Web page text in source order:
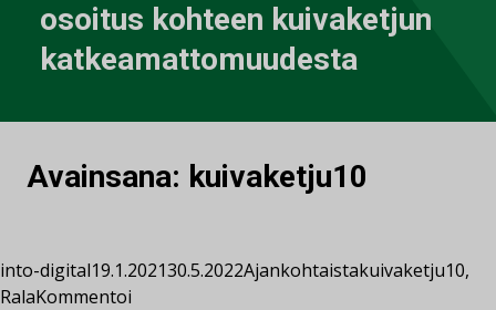
osoitus kohteen kuivaketjun
katkeamattomuudesta
Avainsana: kuivaketju10
into-digital19.1.202130.5.2022Ajankohtaistakuivaketju10,
RalaKommentoi